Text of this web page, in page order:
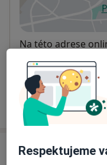
Dostupnost
Na této adrese
Co mám v takové
Názory
Respektujeme